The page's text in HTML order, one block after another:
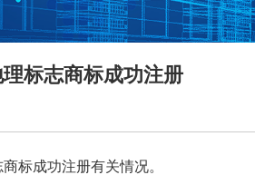
标志商标成功注册
标成功注册有关情况。